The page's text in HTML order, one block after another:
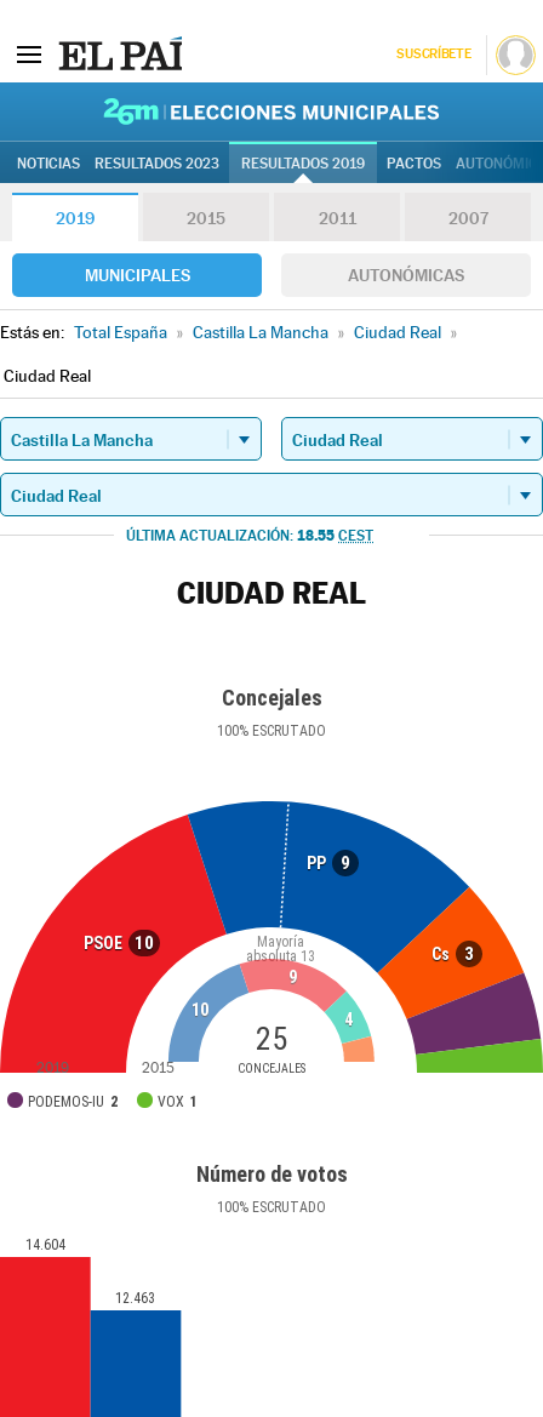
SUSCRÍBETE
NOTICIAS RESULTADOS 2023 RESULTADOS 2019 PACTOS
2019 2015 2011 2007
MUNICIPALES AUTONÓMICAS
Estás en: Total España » Castilla La Mancha » Ciudad Real »
Ciudad Real
ÚLTIMA ACTUALIZACIÓN: 18.55 CEST
CIUDAD REAL
Concejales
100% ESCRUTADO
PSOE 10
PP 9
Cs 3
25
CONCEJALES
Mayoría
absoluta 13
PODEMOS-IU 2 VOX 1
10
9
4
2019 2015
Número de votos
100% ESCRUTADO
14.604
12.463